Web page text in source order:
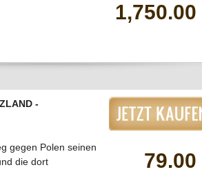
1,750.00
-
gegen Polen seinen
die dort
79.00